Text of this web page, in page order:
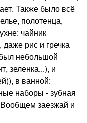
Также было всё
полотенца,
чайник
даже рис и гречка
небольшой
зеленка...), и
в ванной:
наборы - зубная
заезжай и